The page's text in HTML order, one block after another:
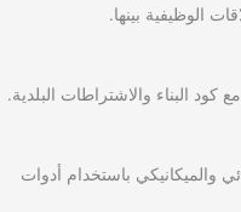
الوظيفية بينها.
كود البناء والاشتراطات البلدية.
والميكانيكي باستخدام أدوات